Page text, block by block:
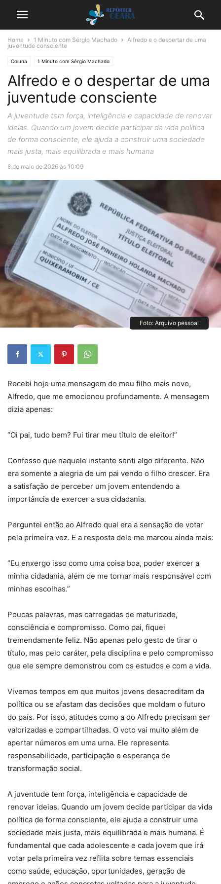
Home 1 Minuto com Sérgio Machado
Alfredo e o despertar de uma
juventude consciente
Coluna 1 Minuto com Sérgio Machado
Alfredo e o despertar de uma
juventude consciente
A juventude tem força, inteligência e capacidade de renovar
ideias. Quando um jovem decide participar da vida política
de forma consciente, ele ajuda a construir uma sociedade
mais justa, mais equilibrada e mais humana
8 de maio de 2026 às 10:09
Foto: Arquivo pessoal
Recebi hoje uma mensagem do meu filho mais novo,
Alfredo, que me emocionou profundamente. A mensagem
dizia apenas:
“Oi pai, tudo bem? Fui tirar meu título de eleitor!”
Confesso que naquele instante senti algo diferente. Não
era somente a alegria de um pai vendo o filho crescer. Era
a satisfação de perceber um jovem entendendo a
importância de exercer a sua cidadania.
Perguntei então ao Alfredo qual era a sensação de votar
pela primeira vez. E a resposta dele me marcou ainda mais:
“Eu enxergo isso como uma coisa boa, poder exercer a
minha cidadania, além de me tornar mais responsável com
minhas escolhas.”
Poucas palavras, mas carregadas de maturidade,
consciência e compromisso. Como pai, fiquei
tremendamente feliz. Não apenas pelo gesto de tirar o
título, mas pelo caráter, pela disciplina e pelo compromisso
que ele sempre demonstrou com os estudos e com a vida.
Vivemos tempos em que muitos jovens desacreditam da
política ou se afastam das decisões que moldam o futuro
do país. Por isso, atitudes como a do Alfredo precisam ser
valorizadas e compartilhadas. O voto vai muito além de
apertar números em uma urna. Ele representa
responsabilidade, participação e esperança de
transformação social.
A juventude tem força, inteligência e capacidade de
renovar ideias. Quando um jovem decide participar da vida
política de forma consciente, ele ajuda a construir uma
sociedade mais justa, mais equilibrada e mais humana. É
fundamental que cada adolescente e cada jovem que irá
votar pela primeira vez reflita sobre temas essenciais
como saúde, educação, oportunidades, geração de